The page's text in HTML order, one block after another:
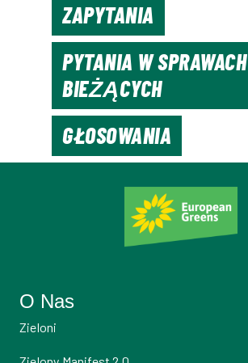
ZAPYTANIA
PYTANIA W SPRAWACH
BIEŻĄCYCH
GŁOSOWANIA
O Nas
Zieloni